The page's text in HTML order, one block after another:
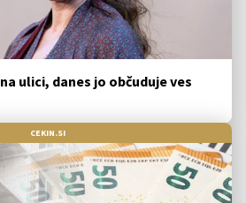
ulici, danes jo občuduje ves
CEKIN.SI